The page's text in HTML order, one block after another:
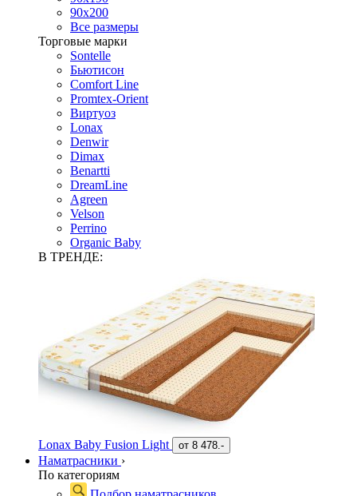
90х200
Все размеры
Торговые марки
Sontelle
Бьютисон
Comfort Line
Promtex-Orient
Виртуоз
Lonax
Denwir
Dimax
Benartti
DreamLine
Agreen
Velson
Perrino
Organic Baby
В ТРЕНДЕ:
Lonax Baby Fusion Light от 8 478.-
Наматрасники ›
По категориям